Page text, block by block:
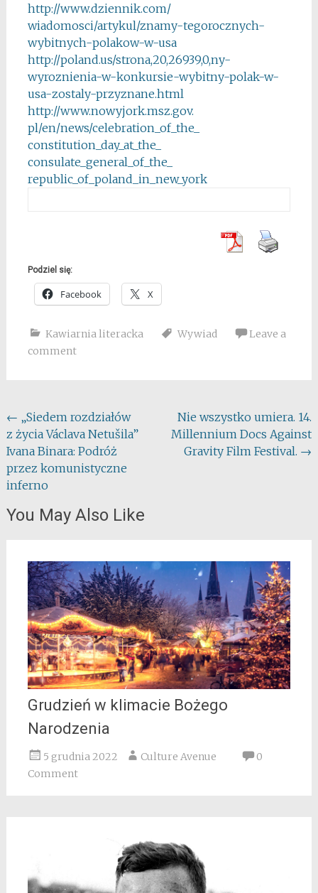
http://www.dziennik.com/
wiadomosci/artykul/znamy-tegorocznych-
wybitnych-polakow-w-usa
http://poland.us/strona,20,26939,0,ny-
wyroznienia-w-konkursie-wybitny-polak-w-
usa-zostaly-przyznane.html
http://www.nowyjork.msz.gov.
pl/en/news/celebration_of_the_
constitution_day_at_the_
consulate_general_of_the_
republic_of_poland_in_new_york
Podziel się:
Facebook X
Kawiarnia literacka Wywiad
Leave a
comment
Post
navigation
← „Siedem rozdziałów
z życia Václava Netušila”
Ivana Binara: Podróż
przez komunistyczne
inferno
Nie wszystko umiera. 14.
Millennium Docs Against
Gravity Film Festival. →
You May Also Like
Grudzień w klimacie Bożego
Narodzenia
5 grudnia 2022 Culture Avenue
0
Comment